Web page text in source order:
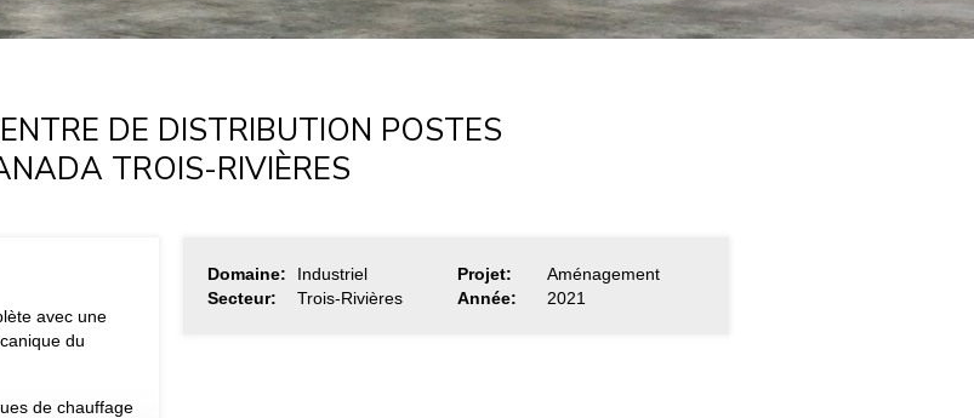
DE DISTRIBUTION POSTES
TROIS-RIVIÈRES
Domaine: Industriel Projet:
Aménagement
Secteur:
Trois-Rivières Année: 2021
avec une
du
de chauffage